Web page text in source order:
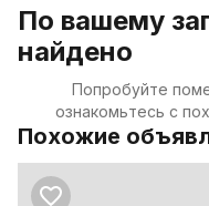
По вашему
найдено
Попробуйте
ознакомьтесь с
Похожие